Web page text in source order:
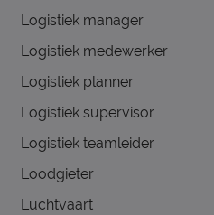
Logistiek manager
Logistiek medewerker
Logistiek planner
Logistiek supervisor
Logistiek teamleider
Loodgieter
Luchtvaart